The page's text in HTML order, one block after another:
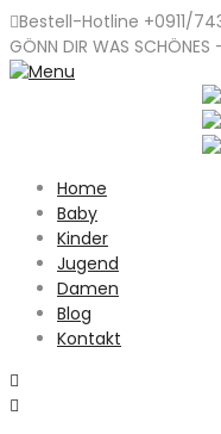
Bestell-Hotline +0911/
GÖNN DIR WAS SCHÖNES
Home
Baby
Kinder
Jugend
Damen
Blog
Kontakt